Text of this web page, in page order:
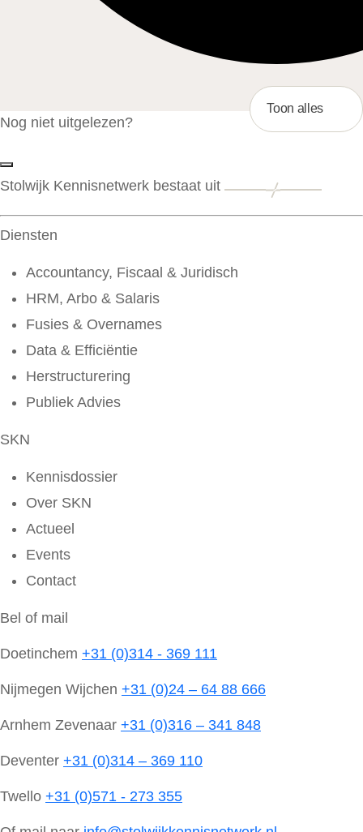
Nog niet uitgelezen?
Toon alles
Stolwijk Kennisnetwerk bestaat uit
Diensten
Accountancy, Fiscaal & Juridisch
HRM, Arbo & Salaris
Fusies & Overnames
Data & Efficiëntie
Herstructurering
Publiek Advies
SKN
Kennisdossier
Over SKN
Actueel
Events
Contact
Bel of mail
Doetinchem +31 (0)314 - 369 111
Nijmegen Wijchen +31 (0)24 – 64 88 666
Arnhem Zevenaar +31 (0)316 – 341 848
Deventer +31 (0)314 – 369 110
Twello +31 (0)571 - 273 355